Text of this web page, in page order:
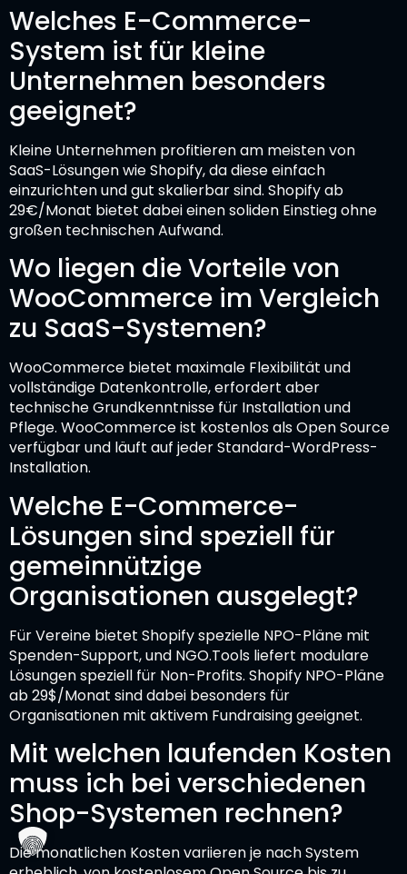
Welches E-Commerce-
System ist für kleine
Unternehmen besonders
geeignet?
Kleine Unternehmen profitieren am meisten von
SaaS-Lösungen wie Shopify, da diese einfach
einzurichten und gut skalierbar sind. Shopify ab
29€/Monat bietet dabei einen soliden Einstieg ohne
großen technischen Aufwand.
Wo liegen die Vorteile von
WooCommerce im Vergleich
zu SaaS-Systemen?
WooCommerce bietet maximale Flexibilität und
vollständige Datenkontrolle, erfordert aber
technische Grundkenntnisse für Installation und
Pflege. WooCommerce ist kostenlos als Open Source
verfügbar und läuft auf jeder Standard-WordPress-
Installation.
Welche E-Commerce-
Lösungen sind speziell für
gemeinnützige
Organisationen ausgelegt?
Für Vereine bietet Shopify spezielle NPO-Pläne mit
Spenden-Support, und NGO.Tools liefert modulare
Lösungen speziell für Non-Profits. Shopify NPO-Pläne
ab 29$/Monat sind dabei besonders für
Organisationen mit aktivem Fundraising geeignet.
Mit welchen laufenden Kosten
muss ich bei verschiedenen
Shop-Systemen rechnen?
Die monatlichen Kosten variieren je nach System